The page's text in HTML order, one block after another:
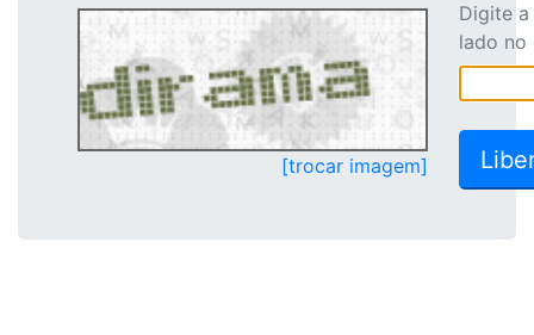
[trocar imagem]
Digite
lado no